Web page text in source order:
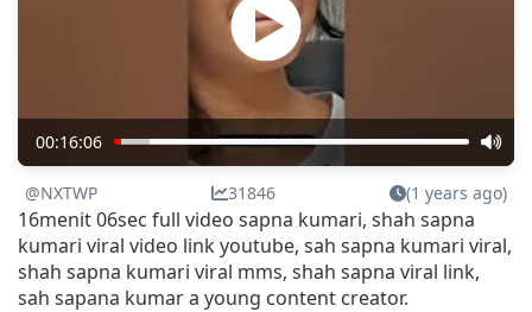
00:16:06
@NXTWP 31846 (1 years ago)
16menit 06sec full video sapna kumari, shah sapna
kumari viral video link youtube, sah sapna kumari viral,
shah sapna kumari viral mms, shah sapna viral link,
sah sapana kumar a young content creator.